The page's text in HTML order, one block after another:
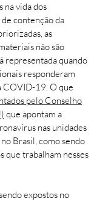
na vida dos
contenção da
as
não são
representada quando
responderam
COVID-19. O que
pelo Conselho
que apontam a
nas unidades
Brasil, como sendo
que trabalham nesses
expostos no